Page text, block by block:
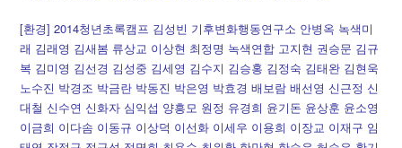
[환경] 2014청년초록캠프 김성빈 기후변화행동연구소 안병옥 녹색미
래 김래영 김새봄 류상교 이상현 최정명 녹색연합 고지현 권승문 김규
복 김미영 김선경 김성중 김세영 김수지 김승홍 김정숙 김태완 김현욱
노수진 박경조 박금란 박동진 박은영 박효경 배보람 배선영 신근정 신
대철 신수연 신화자 심익섭 양흥모 원정 유경희 윤기돈 윤상훈 윤소영
이금희 이다솜 이동규 이상덕 이선화 이세우 이용희 이장교 이재구 임